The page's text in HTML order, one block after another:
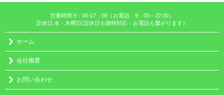
営業時間:9：00-17：00（お電話 9：00～22:00）
定休日:水・木曜日(定休日も随時対応・お電話も繋がります）
ホーム
会社概要
お問い合わせ